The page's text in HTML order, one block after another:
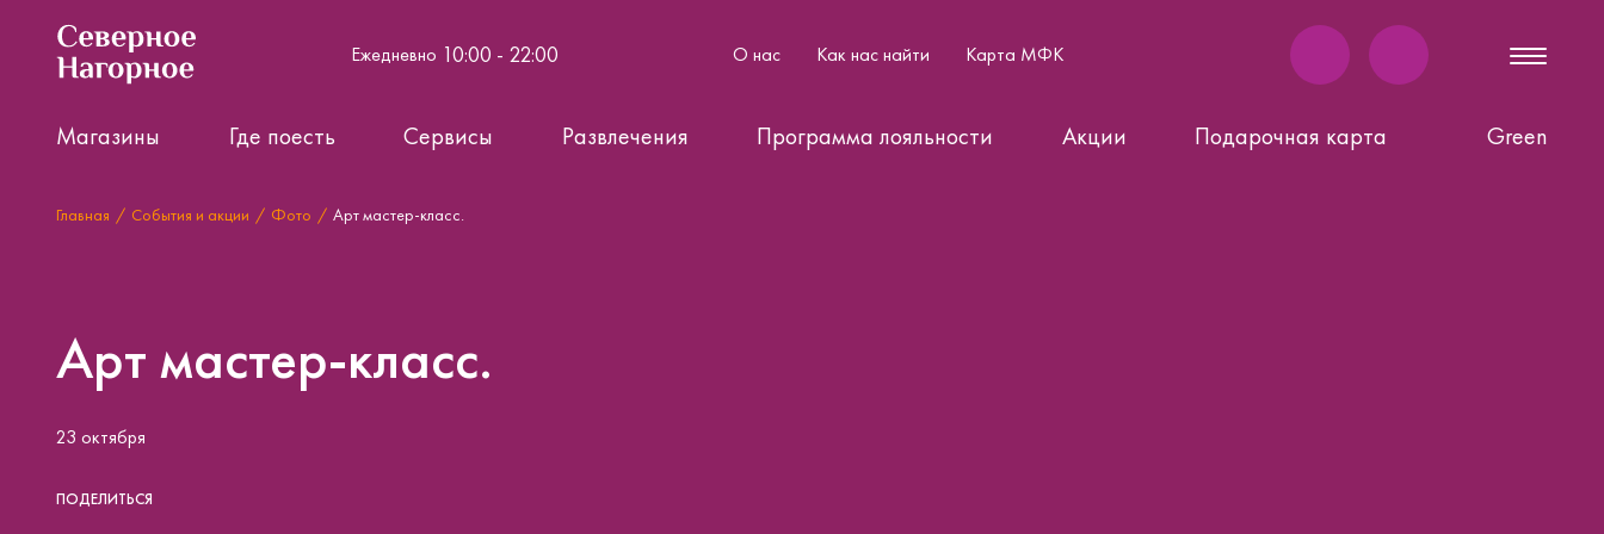
Ежедневно 10:00 - 22:00 О нас Как нас найти Карта МФК
Магазины Где поесть Сервисы Развлечения Программа лояльности Акции Подарочная карта Green
Главная События и акции Фото Арт мастер-класс.
Арт мастер-класс.
23 октября
ПОДЕЛИТЬСЯ